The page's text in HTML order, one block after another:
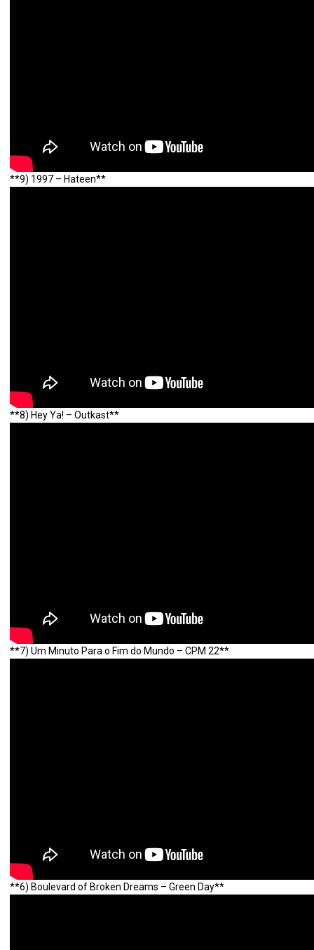
**9) 1997 – Hateen**
**8) Hey Ya! – Outkast**
**7) Um Minuto Para o Fim do Mundo – CPM 22**
**6) Boulevard of Broken Dreams – Green Day**